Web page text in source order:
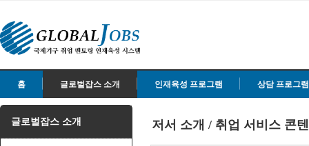
홈 글로벌잡스 소개 인재육성 프로그램 상담 프로그램
글로벌잡스 소개 저서 소개 / 취업 서비스 콘